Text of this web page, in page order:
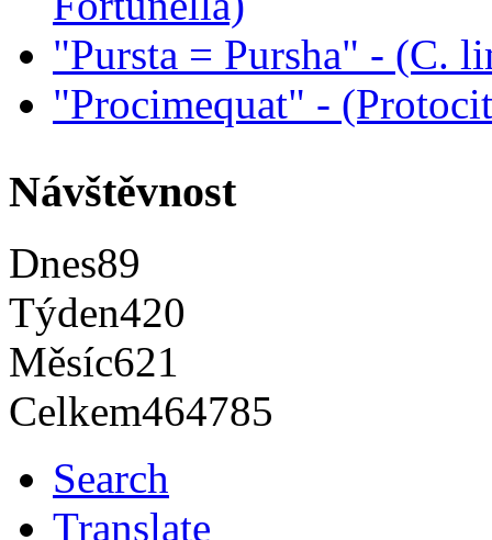
"Pursta = Pursha" - (C.
"Procimequat" -
Návštěvnost
Dnes89
Týden420
Měsíc621
Celkem464785
Search
Translate